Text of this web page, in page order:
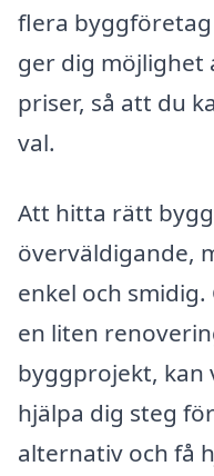
flera
ger dig möjlighet
priser, så att du
val.
Att hitta rätt
överväldigande,
enkel och
en liten
byggprojekt, kan
hjälpa dig steg
alternativ och få